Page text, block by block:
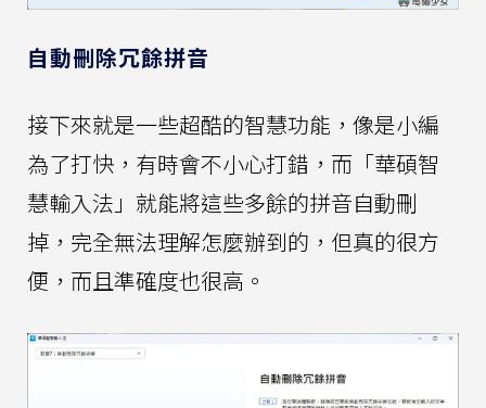
自動刪除冗餘拼音
接下來就是一些超酷的智慧功能，像是小編
為了打快，有時會不小心打錯，而「華碩智
慧輸入法」就能將這些多餘的拼音自動刪
掉，完全無法理解怎麼辦到的，但真的很方
便，而且準確度也很高。